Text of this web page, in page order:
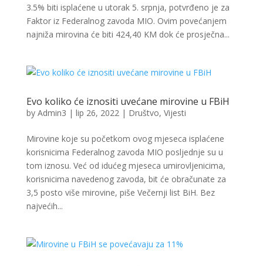
3.5% biti isplaćene u utorak 5. srpnja, potvrđeno je za
Faktor iz Federalnog zavoda MIO. Ovim povećanjem
najniža mirovina će biti 424,40 KM dok će prosječna...
Evo koliko će iznositi uvećane mirovine u FBiH
by Admin3 | lip 26, 2022| Društvo, Vijesti
Mirovine koje su početkom ovog mjeseca isplaćene
korisnicima Federalnog zavoda MIO posljednje su u
tom iznosu. Već od idućeg mjeseca umirovljenicima,
korisnicima navedenog zavoda, bit će obračunate za
3,5 posto više mirovine, piše Večernji list BiH. Bez
najvećih...